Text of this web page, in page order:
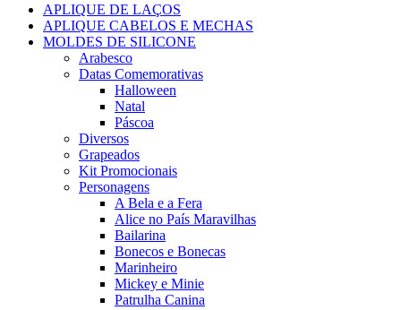
APLIQUE DE LAÇOS
APLIQUE CABELOS E MECHAS
MOLDES DE SILICONE
Arabesco
Datas Comemorativas
Halloween
Natal
Páscoa
Diversos
Grapeados
Kit Promocionais
Personagens
A Bela e a Fera
Alice no País Maravilhas
Bailarina
Bonecos e Bonecas
Marinheiro
Mickey e Minie
Patrulha Canina